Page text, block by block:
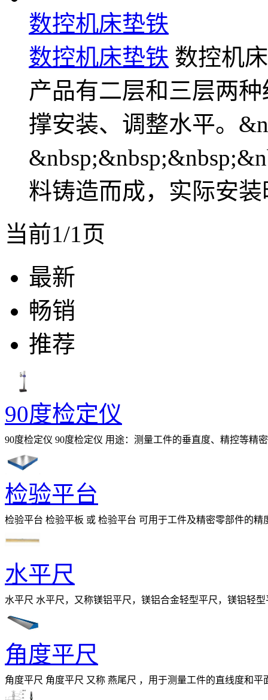
数控机床垫铁
数控机床垫铁 数控机
产品有二层和三层两
撑安装、调整水平。
料铸造而成，实际安装
当前1/1页
最新
畅销
推荐
90度检定仪
90度检定仪 90度检定仪 用途：测量工件的垂直度、精控等精
检验平台
检验平台 检验平板 或 检验平台 可用于工件及精密零部件的
水平尺
水平尺 水平尺，又称镁铝平尺，镁铝合金轻型平尺，镁铝轻
部门推荐，用于生产轻型平尺，具有
角度平尺
角度平尺 角度平尺 又称 燕尾尺 ，用于测量工件的直线度和
HT200，工作面采用刮研工艺。 &nbsp;